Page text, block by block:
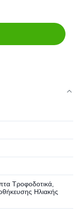
Τροφοδοτικά,
Ηλιακής